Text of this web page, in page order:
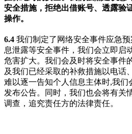
安全措施，拒绝出借账号、透露验
操作。
6.4 我们制定了网络安全事件应急
息泄露等安全事件，我们会立即启
危害扩大。我们会及时将安全事件
及我们已经采取的补救措施以电话
难以逐一告知个人信息主体时,我们
发布公告。同时，我们也会将有关
调查，追究责任方的法律责任。